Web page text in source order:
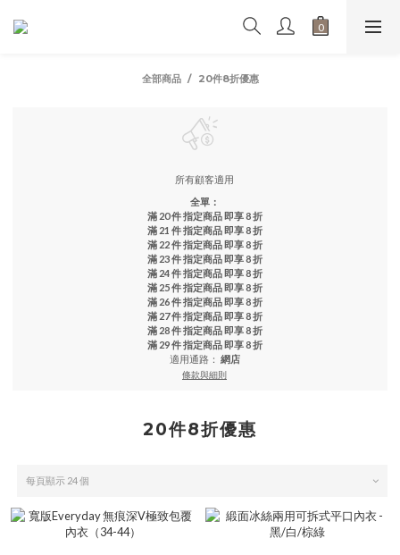
全部商品 20件8折優惠
所有顧客適用
全單：
滿 20 件 指定商品 即享 8 折
滿 21 件 指定商品 即享 8 折
滿 22 件 指定商品 即享 8 折
滿 23 件 指定商品 即享 8 折
滿 24 件 指定商品 即享 8 折
滿 25 件 指定商品 即享 8 折
滿 26 件 指定商品 即享 8 折
滿 27 件 指定商品 即享 8 折
滿 28 件 指定商品 即享 8 折
滿 29 件 指定商品 即享 8 折
適用通路： 網店
條款與細則
20件8折優惠
每頁顯示 24 個